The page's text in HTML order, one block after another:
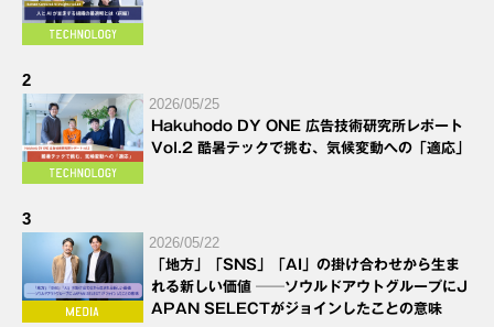
2
2026/05/25
Hakuhodo DY ONE 広告技術研究所レポート
Vol.2 酷暑テックで挑む、気候変動への「適応」
3
2026/05/22
「地方」「SNS」「AI」の掛け合わせから生ま
れる新しい価値 ──ソウルドアウトグループにJ
APAN SELECTがジョインしたことの意味